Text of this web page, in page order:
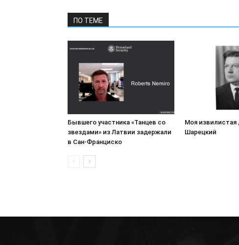
ПО ТЕМЕ
Бывшего участника «Танцев со
звездами» из Латвии задержали
в Сан-Франциско
Моя
Шарецкий